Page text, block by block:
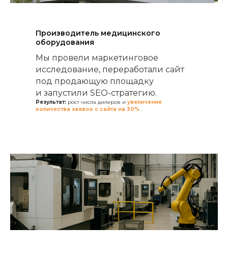
Производитель медицинского
оборудования
Мы провели маркетинговое
исследование, переработали сайт
под продающую площадку
и запустили SEO-стратегию.
Результат: рост числа дилеров и увеличение
количества заявок с сайта на 30% .